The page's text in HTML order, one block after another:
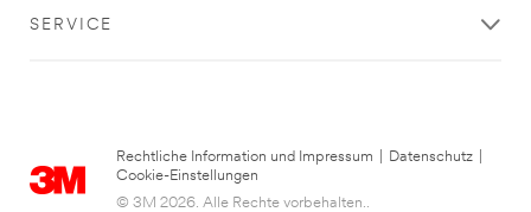
SERVICE
Rechtliche Information und Impressum Datenschutz
Cookie-Einstellungen
© 3M 2026. Alle Rechte vorbehalten..